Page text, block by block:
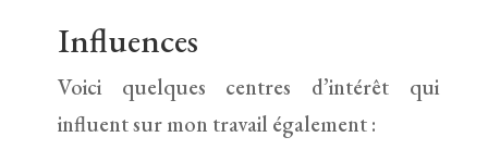
Influences
Voici quelques centres d’intérêt qui
influent sur mon travail également :